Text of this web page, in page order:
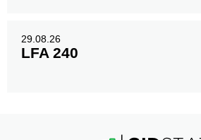
29.08.26
LFA 240